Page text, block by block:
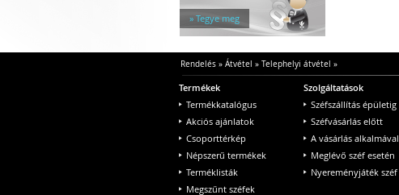
» Tegye meg
Rendelés» Átvétel » Telephelyi átvétel »
Termékek
Termékkatalógus
Akciós ajánlatok
Csoporttérkép
Népszerű termékek
Terméklisták
Megszűnt széfek
Szolgáltatások
Széfszállítás épületig
Széfvásárlás előtt
A vásárlás alkalmával
Meglévő széf esetén
Nyereményjáték széf